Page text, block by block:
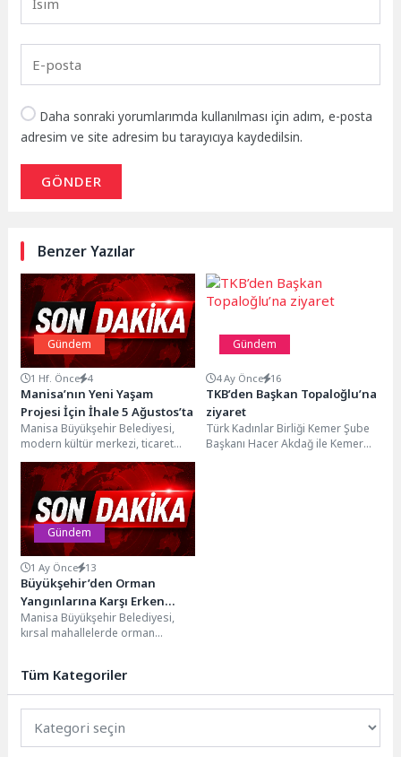
Daha sonraki yorumlarımda kullanılması için adım, e-posta
adresim ve site adresim bu tarayıcıya kaydedilsin.
GÖNDER
Benzer Yazılar
Gündem
1 Hf. Önce 4
Manisa’nın Yeni Yaşam
Projesi İçin İhale 5 Ağustos’ta
Manisa Büyükşehir Belediyesi,
modern kültür merkezi, ticaret
alanları ve konutlardan oluşan
Ferdi Zeyrek Kültür Merkezi,...
Gündem
4 Ay Önce 16
TKB’den Başkan Topaloğlu’na
ziyaret
Türk Kadınlar Birliği Kemer Şube
Başkanı Hacer Akdağ ile Kemer
Gündem
1 Ay Önce 13
Büyükşehir’den Orman
Yangınlarına Karşı Erken
Müdahale Hamlesi
Manisa Büyükşehir Belediyesi,
kırsal mahallelerde orman
büyük bir...
Tüm Kategoriler